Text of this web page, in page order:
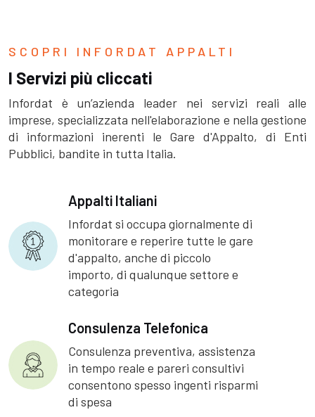
SCOPRI INFORDAT APPALTI
I Servizi più cliccati
Infordat è un’azienda leader nei servizi reali alle
imprese, specializzata nell'elaborazione e nella gestione
di informazioni inerenti le Gare d'Appalto, di Enti
Pubblici, bandite in tutta Italia.
Appalti Italiani
Infordat si occupa giornalmente di
monitorare e reperire tutte le gare
d'appalto, anche di piccolo
importo, di qualunque settore e
categoria
Consulenza Telefonica
Consulenza preventiva, assistenza
in tempo reale e pareri consultivi
consentono spesso ingenti risparmi
di spesa